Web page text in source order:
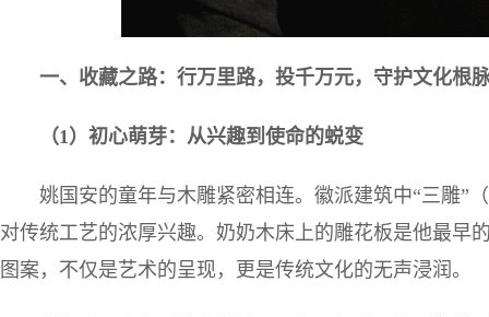
一、收藏之路：行万里路，投千万元，守护文化根
（1）初心萌芽：从兴趣到使命的蜕变
姚国安的童年与木雕紧密相连。徽派建筑中“三雕”
对传统工艺的浓厚兴趣。奶奶木床上的雕花板是他最
图案，不仅是艺术的呈现，更是传统文化的无声浸润。